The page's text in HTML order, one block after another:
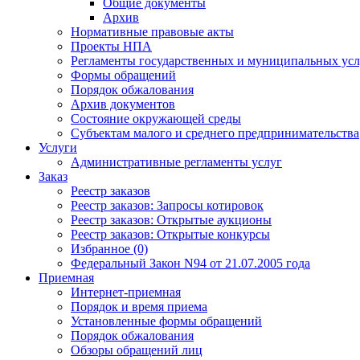
Общие документы
Архив
Нормативные правовые акты
Проекты НПА
Регламенты государственных и муниципальных
Формы обращений
Порядок обжалования
Архив документов
Состояние окружающей среды
Субъектам малого и среднего предпринимательства
Услуги
Административные регламенты услуг
Заказ
Реестр заказов
Реестр заказов: Запросы котировок
Реестр заказов: Открытые аукционы
Реестр заказов: Открытые конкурсы
Избранное (0)
Федеральный Закон N94 от 21.07.2005 года
Приемная
Интернет-приемная
Порядок и время приема
Установленные формы обращений
Порядок обжалования
Обзоры обращений лиц